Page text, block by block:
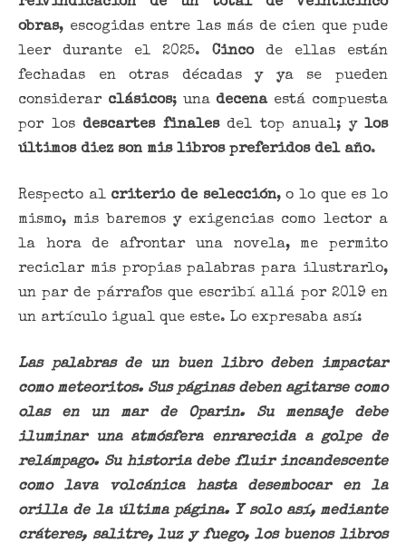
reivindicación de un total de veinticinco
obras, escogidas entre las más de cien que pude
leer durante el 2025. Cincode ellas están
fechadas en otras décadas y ya se pueden
considerar clásicos; unadecenaestá compuesta
por los descartes finalesdel top anual; y los
últimos diez son mis libros preferidos del año.
Respecto al criterio de selección, o lo que es lo
mismo, mis baremos y exigencias como lector a
la hora de afrontar una novela, me permito
reciclar mis propias palabras para ilustrarlo,
un par de párrafos que escribí allá por 2019 en
un artículo igual que este. Lo expresaba así:
Las palabras de un buen libro deben impactar
como meteoritos. Sus páginas deben agitarse como
olas en un mar de Oparin. Su mensaje debe
iluminar una atmósfera enrarecida a golpe de
relámpago. Su historia debe fluir incandescente
como lava volcánica hasta desembocar en la
orilla de la última página. Y solo así, mediante
cráteres, salitre, luz y fuego, los buenos libros